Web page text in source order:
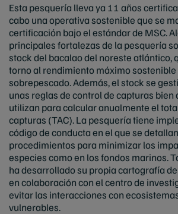
Esta pesquería lleva ya 11 años
cabo una operativa sostenible que se
certificación bajo el estándar de MSC.
principales fortalezas de la pesquería
stock del bacalao del noreste atlántico,
torno al rendimiento máximo sostenible
sobrepescado. Además, el stock se
unas reglas de control de capturas bien
utilizan para calcular anualmente el
capturas (TAC). La pesquería tiene
código de conducta en el que se
procedimientos para minimizar los
especies como en los fondos marinos.
ha desarrollado su propia cartografía
en colaboración con el centro de
evitar las interacciones con
vulnerables.